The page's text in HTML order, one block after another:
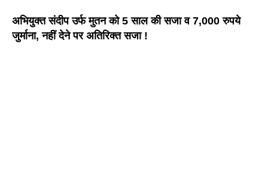
अभियुक्त संदीप उर्फ मुतन को 5 साल की सजा व 7,000 रुपये
जुर्माना, नहीं देने पर अतिरिक्त सजा !